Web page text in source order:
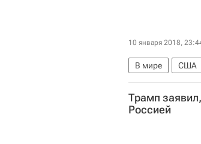
10 января 2018,
В мире США
Трамп
Россией